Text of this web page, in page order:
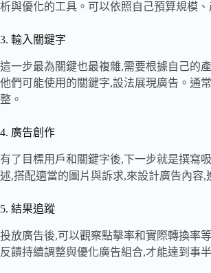
析與優化的工具。可以依照自己預算規模、
3. 輸入關鍵字
這一步最為關鍵也最複雜,需要根據自己的
他們可能使用的關鍵字,設法展現廣告。通
整。
4. 廣告創作
有了目標用戶和關鍵字後,下一步就是撰寫
述,搭配適當的圖片與訴求,來設計廣告內容,
5. 結果追蹤
投放廣告後,可以觀察點擊率和實際轉換率
反饋持續調整與優化廣告組合,才能達到事